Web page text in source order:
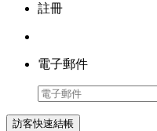
註冊
電子郵件
訪客快速結帳